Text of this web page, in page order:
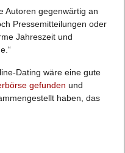
Autoren gegenwärtig an
Pressemitteilungen oder
Jahreszeit und
Dating wäre eine gute
gefunden und
haben, das